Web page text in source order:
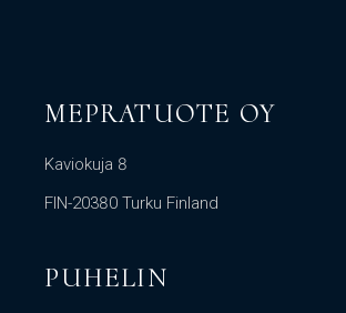
MEPRATUOTE OY
Kaviokuja 8
FIN-20380 Turku Finland
PUHELIN